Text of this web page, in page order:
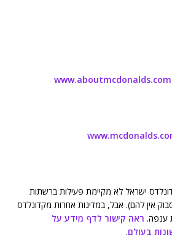
www.aboutmcdonalds.com
ישראל לא מקיימת פעילות ברשתות
אין להם). אבל, במדינות אחרות מקדונלדס
ענפה. ראה קישור לדף מידע על
בעולם.